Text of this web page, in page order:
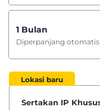
1 Bulan
Diperpanjang otomatis
Lokasi baru
Sertakan IP